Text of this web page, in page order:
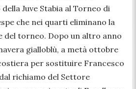
Juve Stabia al Torneo di
che nei quarti eliminano la
del torneo. Dopo un altro anno
gialloblù, a metà ottobre
per sostituire Francesco
richiamo del Settore